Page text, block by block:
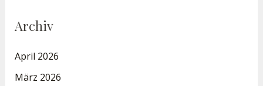
Archiv
April 2026
März 2026